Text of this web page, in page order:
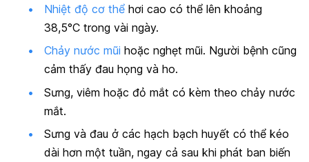
Nhiệt độ cơ thể hơi cao có thể lên khoảng
38,5°C trong vài ngày.
Chảy nước mũi hoặc nghẹt mũi. Người bệnh cũng
cảm thấy đau họng và ho.
Sưng, viêm hoặc đỏ mắt có kèm theo chảy nước
mắt.
Sưng và đau ở các hạch bạch huyết có thể kéo
dài hơn một tuần, ngay cả sau khi phát ban biến